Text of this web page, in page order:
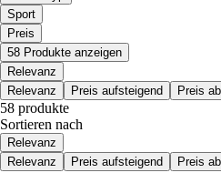
Sport
Preis
58 Produkte anzeigen
Relevanz
Relevanz
Preis aufsteigend Preis
58 produkte
Sortieren nach
Relevanz
Relevanz
Preis aufsteigend Preis